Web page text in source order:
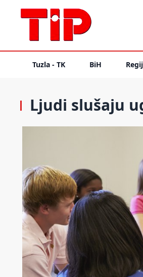
Tuzla - TK BiH
Ljudi slušaju